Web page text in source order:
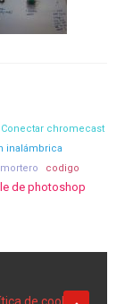
Conectar chromecast
inalámbrica
codigo
de photoshop